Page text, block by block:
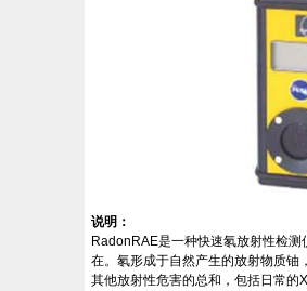
说明：
RadonRAE是一种快速氡放射性检测
在。氡形成于自然产生的放射物质铀
其他放射性危害的总和，包括日常的X